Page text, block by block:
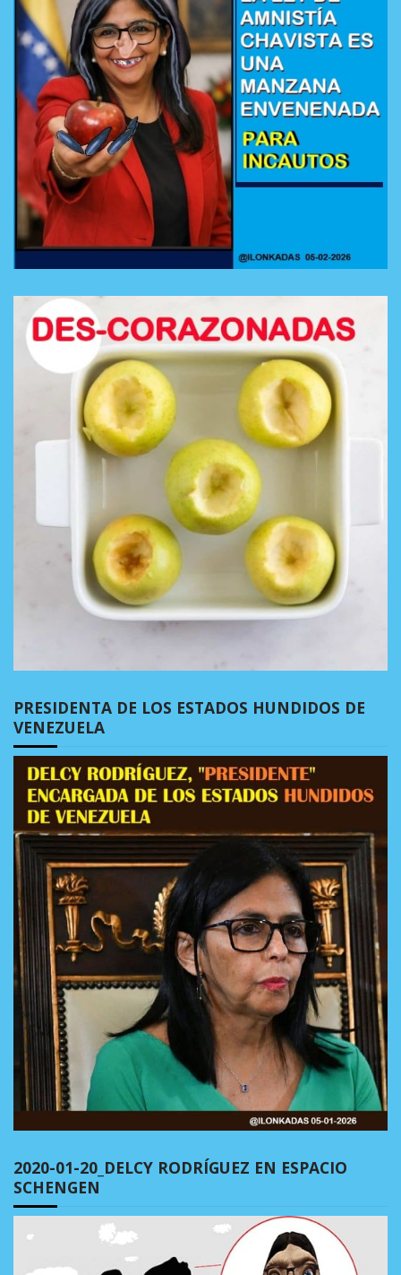
PRESIDENTA DE LOS ESTADOS HUNDIDOS DE
VENEZUELA
2020-01-20_DELCY RODRÍGUEZ EN ESPACIO
SCHENGEN